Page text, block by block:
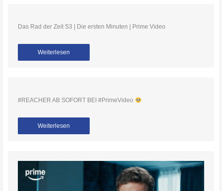
Das Rad der Zeit S3 | Die ersten Minuten | Prime Video
Weiterlesen
#REACHER AB SOFORT BEI #PrimeVideo
Weiterlesen